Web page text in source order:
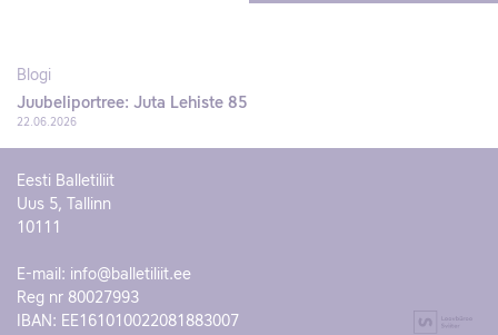
Blogi
Juubeliportree: Juta Lehiste 85
22.06.2026
Eesti Balletiliit
Uus 5, Tallinn
10111
E-mail: info@balletiliit.ee
Reg nr 80027993
IBAN: EE161010022081883007